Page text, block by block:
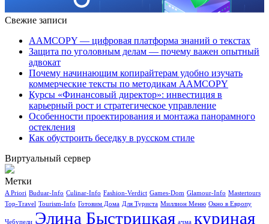
Свежие записи
AAMCOPY — цифровая платформа знаний о текстах
Защита по уголовным делам — почему важен опытный
адвокат
Почему начинающим копирайтерам удобно изучать
коммерческие тексты по методикам AAMCOPY
Курсы «Финансовый директор»: инвестиция в
карьерный рост и стратегическое управление
Особенности проектирования и монтажа панорамного
остекления
Как обустроить беседку в русском стиле
Виртуальный сервер
Метки
A Priori Buduar-Info Culinar-Info Fashion-Verdict Games-Dom Glamour-Info Mastertours
Top-Travel Tourism-Info Готовим Дома Для Туриста Миллион Меню Окно в Европу
Чебупели Элина Быстрицкая ачма куриная